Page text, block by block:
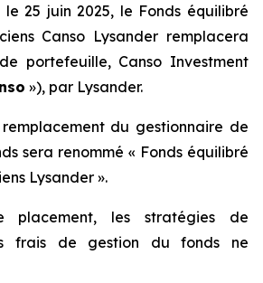
le 25 juin 2025, le Fonds équilibré
Canso Lysander remplacera
portefeuille, Canso Investment
»), par Lysander.
du gestionnaire de
sera renommé « Fonds équilibré
Lysander ».
placement, les stratégies de
frais de gestion du fonds ne